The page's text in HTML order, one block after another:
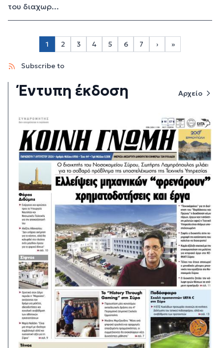
του διαχωρ...
Σελιδοποίηση
1 Page 2
2 Page 3
3 Page 4
4 Page 5
5 Page 6
6 Page 7
7
Next page
›
Last page
»
Subscribe to
Έντυπη έκδοση Αρχείο